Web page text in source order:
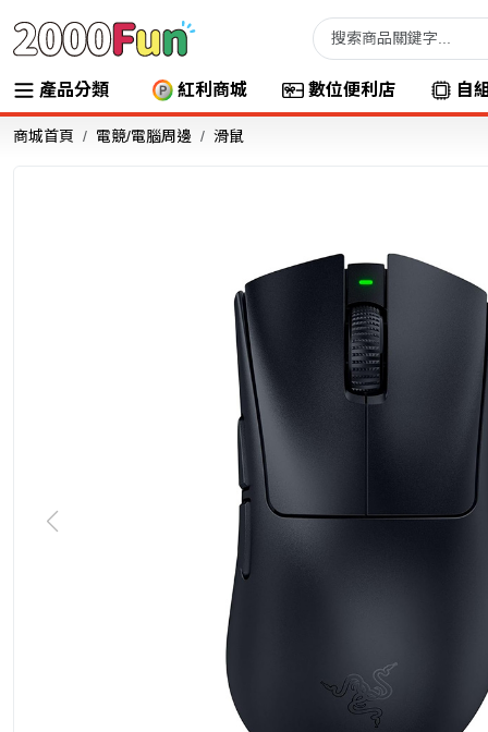
產品分類 紅利商城 數位便利店 自
商城首頁 電競/電腦周邊 滑鼠